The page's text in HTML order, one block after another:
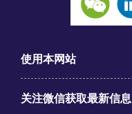
使用本网站
关注微信获取最新信息